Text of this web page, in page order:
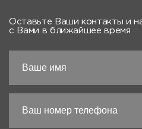
Оставьте Ваши контакты и
с Вами в ближайшее время